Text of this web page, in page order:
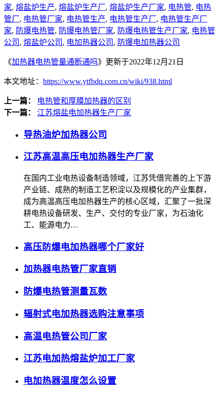
家, 熔盐炉生产, 熔盐炉生产厂, 熔盐炉生产厂家, 电热管, 电热
管厂, 电热管厂家, 电热管生产, 电热管生产厂, 电热管生产厂
家, 防爆电热管, 防爆电热管厂家, 防爆电热管生产厂家, 电热管
公司 , 熔盐炉公司 , 电加热器公司 , 防爆电加热器公司
《加热器电热管量通断通吗》更新于2022年12月21日
本文地址： https://www.ytfbdq.com.cn/wiki/938.html
上一篇：
电热管和厚膜加热器的区别
下一篇：
江苏熔盐电加热器生产厂家
导热油炉加热器公司
江苏高温高压电加热器生产厂家
在国内工业电热设备制造领域，江苏凭借完善的上下游
产业链、成熟的制造工艺积淀以及规模化的产业集群，
成为高温高压电加热器生产的核心区域，汇聚了一批深
耕电热设备研发、生产、交付的专业厂家，为石油化
工、能源电力…
高压防爆电加热器哪个厂家好
加热器电热管厂家直销
防爆电热管测量瓦数
辐射式电加热器选购注意事项
高温电热管公司厂家
江苏电加热熔盐炉加工厂家
电加热器温度怎么设置